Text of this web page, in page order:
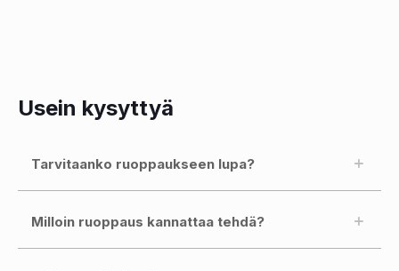
Usein kysyttyä
Tarvitaanko ruoppaukseen lupa?
Milloin ruoppaus kannattaa tehdä?